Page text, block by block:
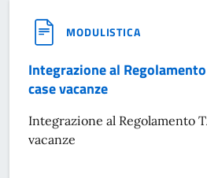
MODULISTICA
Integrazione al
case vacanze
Integrazione al Regolamento
vacanze